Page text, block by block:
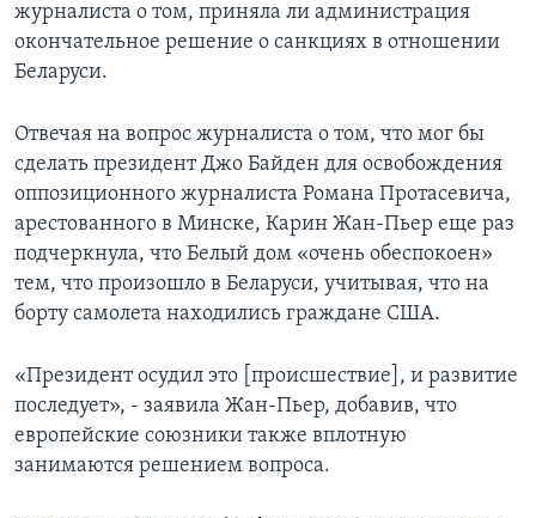
журналиста о том, приняла ли администрация
окончательное решение о санкциях в отношении
Беларуси.
Отвечая на вопрос журналиста о том, что мог бы
сделать президент Джо Байден для освобождения
оппозиционного журналиста Романа Протасевича,
арестованного в Минске, Карин Жан-Пьер еще раз
подчеркнула, что Белый дом «очень обеспокоен»
тем, что произошло в Беларуси, учитывая, что на
борту самолета находились граждане США.
«Президент осудил это [происшествие], и развитие
последует», - заявила Жан-Пьер, добавив, что
европейские союзники также вплотную
занимаются решением вопроса.